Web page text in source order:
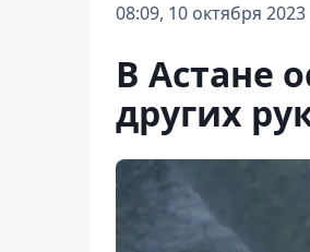
08:09, 10 октября 2023
В Астане
других